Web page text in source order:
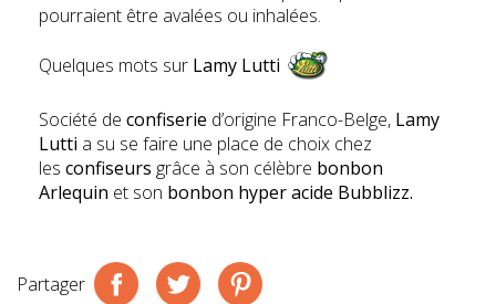
pourraient être avalées ou inhalées.
Quelques mots sur Lamy Lutti
Société de confiserie d’origine Franco-Belge, Lamy
Lutti a su se faire une place de choix chez
les confiseurs grâce à son célèbre bonbon
Arlequin et son bonbon hyper acide Bubblizz.
Partager